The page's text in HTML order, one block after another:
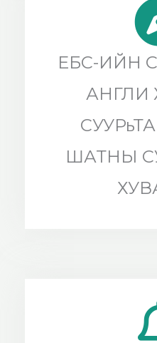
ЕБС-ИЙН
АНГЛИ
ШАТНЫ